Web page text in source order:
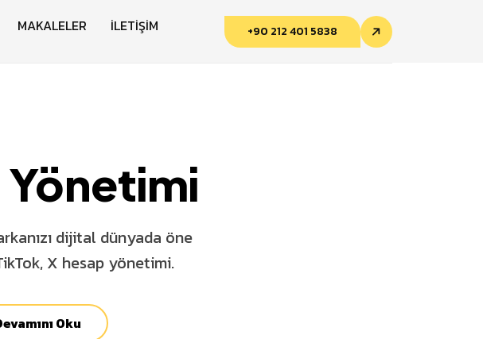
MAKALELER İLETİŞİM +90 212 401 5838
dijital dünyada öne
X hesap yönetimi.
Oku